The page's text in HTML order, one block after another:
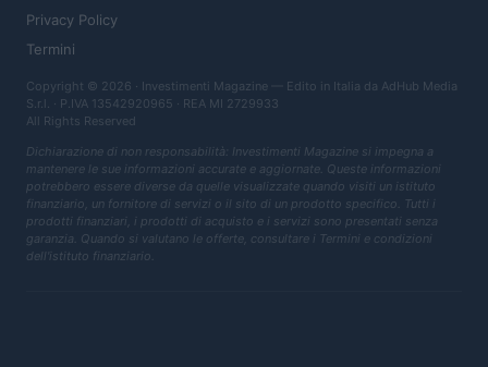
Privacy Policy
Termini
Copyright © 2026 · Investimenti Magazine — Edito in Italia da AdHub Media
S.r.l. · P.IVA 13542920965 · REA MI 2729933
All Rights Reserved
Dichiarazione di non responsabilità: Investimenti Magazine si impegna a
mantenere le sue informazioni accurate e aggiornate. Queste informazioni
potrebbero essere diverse da quelle visualizzate quando visiti un istituto
finanziario, un fornitore di servizi o il sito di un prodotto specifico. Tutti i
prodotti finanziari, i prodotti di acquisto e i servizi sono presentati senza
garanzia. Quando si valutano le offerte, consultare i Termini e condizioni
dell'istituto finanziario.